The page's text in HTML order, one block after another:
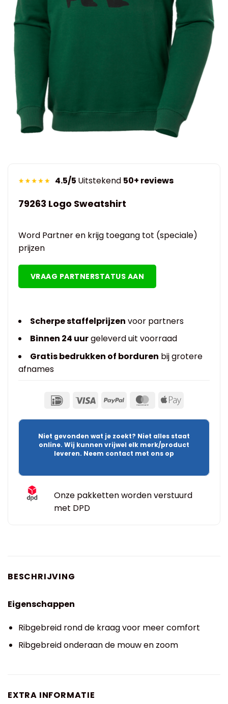
4.5/5 Uitstekend 50+ reviews
79263 Logo Sweatshirt
Word Partner en krijg toegang tot (speciale)
prijzen
VRAAG PARTNERSTATUS AAN
Scherpe staffelprijzen voor partners
Binnen 24 uurgeleverd uit voorraad
Gratis bedrukken of borduren bij grotere
afnames
Niet gevonden wat je zoekt? Niet alles staat
online. Wij kunnen vrijwel elk merk/product
leveren. Neem contact met ons op
Onze pakketten worden verstuurd
met DPD
BESCHRIJVING
Eigenschappen
Ribgebreid rond de kraag voor meer comfort
Ribgebreid onderaan de mouw en zoom
EXTRA INFORMATIE